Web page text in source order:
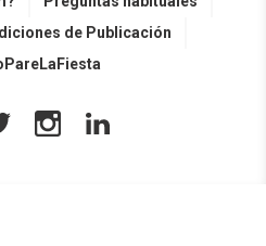
de Publicación